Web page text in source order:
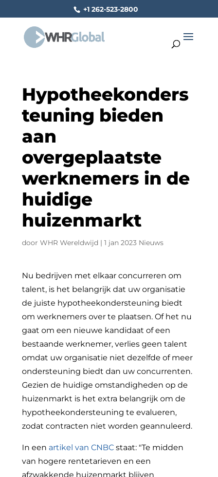
+1 262-523-2800
Hypotheekonders
teuning bieden
aan
overgeplaatste
werknemers in de
huidige
huizenmarkt
door WHR Wereldwijd | 1 jan 2023 Nieuws
Nu bedrijven met elkaar concurreren om
talent, is het belangrijk dat uw organisatie
de juiste hypotheekondersteuning biedt
om werknemers over te plaatsen. Of het nu
gaat om een nieuwe kandidaat of een
bestaande werknemer, verlies geen talent
omdat uw organisatie niet dezelfde of meer
ondersteuning biedt dan uw concurrenten.
Gezien de huidige omstandigheden op de
huizenmarkt is het extra belangrijk om de
hypotheekondersteuning te evalueren,
zodat contracten niet worden geannuleerd.
In een artikel van CNBCstaat: "Te midden
van hogere rentetarieven en een
afzwakkende huizenmarkt blijven